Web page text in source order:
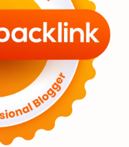
Bulan
Satelit
Aurora
Sponsored
Mars